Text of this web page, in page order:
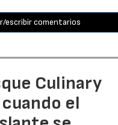
escribir comentarios
Culinary
el